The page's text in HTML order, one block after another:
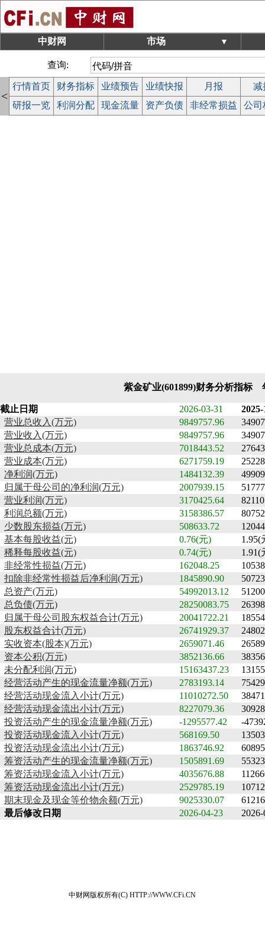
中财网 市场 ▼
查询:
<
行情首页 财务指标 业绩预告 业绩快报 月报
减
研报一览
利润分配 现金流量 资产负债 非经常损益 公司
紫金矿业(601899)财务分析指标
截止日期 2026-03-31
营业总收入(万元)
9849757.96
营业收入(万元)
9849757.96
营业总成本(万元)
7018443.52
营业成本(万元)
6271759.19
净利润(万元)
1484132.39
归属于母公司的净利润(万元)
2007939.15
营业利润(万元)
3170425.64
利润总额(万元)
3158386.57
少数股东损益(万元)
508633.72
基本每股收益(元)
0.76(元)
1.95(
稀释每股收益(元)
0.74(元)
1.91(
非经常性损益(万元)
162048.25
扣除非经常性损益后净利润(万元)
1845890.90
总资产(万元)
54992013.12
总负债(万元)
28250083.75
归属于母公司股东权益合计(万元)
20041722.21
股东权益合计(万元)
26741929.37
实收资本(股本)(万元)
2659071.46
资本公积(万元)
3852136.66
未分配利润(万元)
15163437.23
经营活动产生的现金流量净额(万元)
2783193.14
经营活动现金流入小计(万元)
11010272.50
经营活动现金流出小计(万元)
8227079.36
投资活动产生的现金流量净额(万元)
-1295577.42
-
投资活动现金流入小计(万元)
568169.50
投资活动现金流出小计(万元)
1863746.92
筹资活动产生的现金流量净额(万元)
1505891.69
筹资活动现金流入小计(万元)
4035676.88
筹资活动现金流出小计(万元)
2529785.19
期末现金及现金等价物余额(万元)
9025330.07
最后修改日期
2026-04-23
中财网版权所有(C) HTTP://WWW.CFi.CN